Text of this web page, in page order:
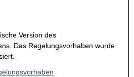
Version des
Das Regelungsvorhaben wurde